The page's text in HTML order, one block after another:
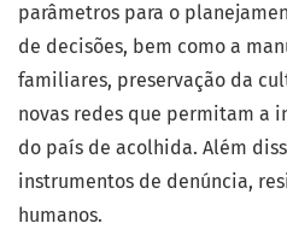
parâmetros para o
de decisões, bem como a
familiares, preservação da
novas redes que permitam a
do país de acolhida. Além
instrumentos de denúncia,
humanos.